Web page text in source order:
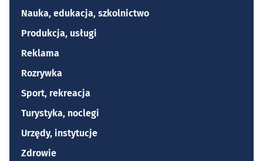
Nauka, edukacja, szkolnictwo
Produkcja, usługi
Reklama
Rozrywka
Sport, rekreacja
Turystyka, noclegi
Urzędy, instytucje
Zdrowie